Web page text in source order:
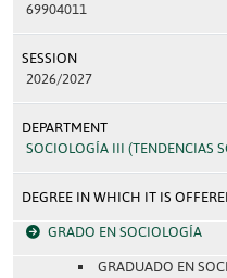
69904011
SESSION
2026/2027
DEPARTMENT
SOCIOLOGÍA III (TENDENCIAS
DEGREE IN WHICH IT IS
GRADO EN SOCIOLOGÍA
GRADUADO EN